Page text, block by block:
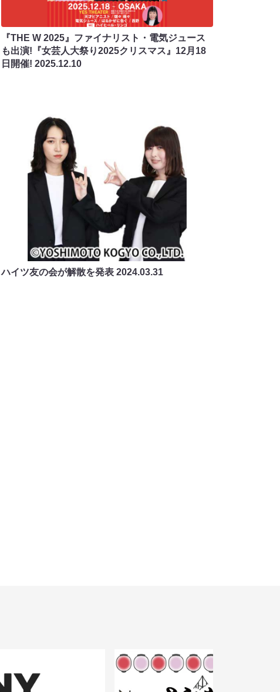
『THE W 2025』ファイナリスト・電気ジュース
も出演!『女芸人大祭り2025クリスマス』12月18
日開催! 2025.12.10
ハイツ友の会が解散を発表 2024.03.31